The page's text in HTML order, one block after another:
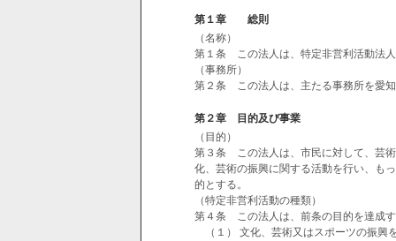
第１章 総則
（名称）
第１条 この法人は、特定非営利活動法
（事務所）
第２条 この法人は、主たる事務所を愛
第２章 目的及び事業
（目的）
第３条 この法人は、市民に対して、芸
化、芸術の振興に関する活動を行い、も
的とする。
（特定非営利活動の種類）
第４条 この法人は、前条の目的を達成
（１） 文化、芸術又はスポーツの振興